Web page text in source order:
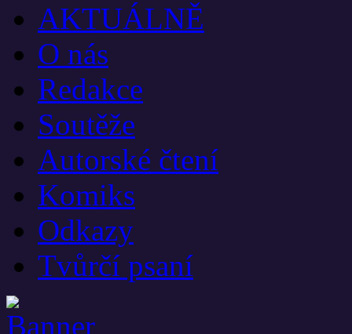
AKTUÁLNĚ
O nás
Redakce
Soutěže
Autorské čtení
Komiks
Odkazy
Tvůrčí psaní